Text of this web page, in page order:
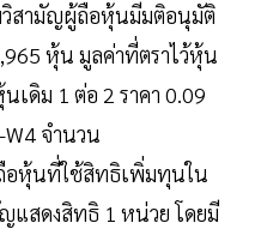
วิสามัญผู้ถือหุ้นมีมติอนุมัติ
หุ้น มูลค่าที่ตราไว้หุ้น
เดิม 1 ต่อ 2 ราคา 0.09
จำนวน
อหุ้นที่ใช้สิทธิเพิ่มทุนใน
แสดงสิทธิ 1 หน่วย โดยมี